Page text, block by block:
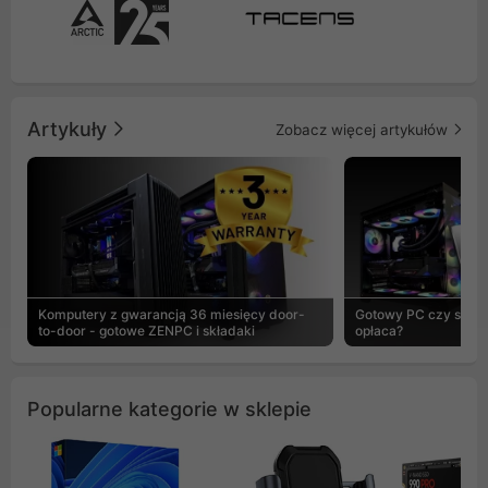
Artykuły Zobacz więcej artykułów
Komputery z gwarancją 36 miesięcy door-
to-door - gotowe ZENPC i składaki
Gotowy PC czy
opłaca?
Popularne kategorie w sklepie